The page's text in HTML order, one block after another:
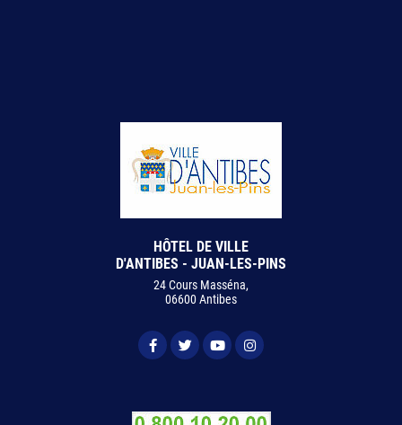
HÔTEL DE VILLE
D'ANTIBES - JUAN-LES-PINS
24 Cours Masséna,
06600 Antibes